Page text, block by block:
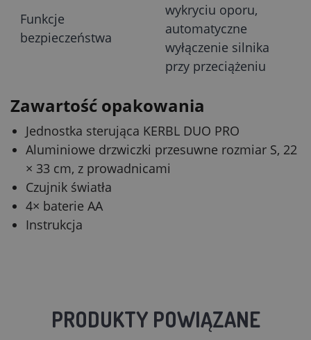
Funkcje
bezpieczeństwa
wykryciu oporu,
automatyczne
wyłączenie silnika
przy przeciążeniu
Zawartość opakowania
Jednostka sterująca KERBL DUO PRO
Aluminiowe drzwiczki przesuwne rozmiar S, 22
× 33 cm, z prowadnicami
Czujnik światła
4× baterie AA
Instrukcja
PRODUKTY POWIĄZANE